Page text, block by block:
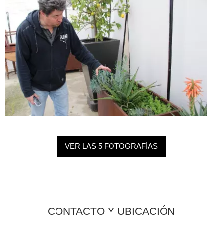
VER LAS 5 FOTOGRAFÍAS
CONTACTO Y UBICACIÓN